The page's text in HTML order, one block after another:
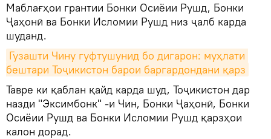
Маблағҳои грантии Бонки Осиёии Рушд, Бонки
Ҷаҳонӣ ва Бонки Исломии Рушд низ ҷалб карда
шуданд.
Гузашти Чину гуфтушунид бо дигарон: муҳлати
бештари Тоҷикистон барои баргардондани қарз
Тавре ки қаблан қайд карда шуд, Тоҷикистон дар
назди "Эксимбонк" -и Чин, Бонки Ҷаҳонӣ, Бонки
Осиёии Рушд ва Бонки Исломии Рушд қарзҳои
калон дорад.